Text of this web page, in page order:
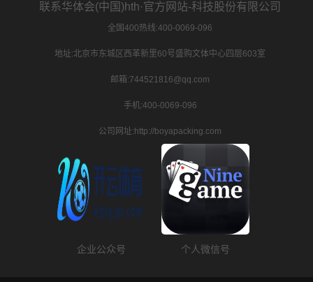
联系华体会(中国)hth·官方网站-科技股份有限公司
全国400热线:400-0069-096
地址:北京市东城区西革新里60号盛购文体中心四层603室
邮箱:744521816@qq.com
手机:400-0069-096
公司网址:http://boyapacking.com
企业公众号 个人微信号